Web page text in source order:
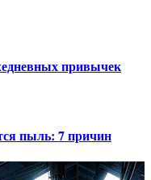
привычек
пыль: 7 причин